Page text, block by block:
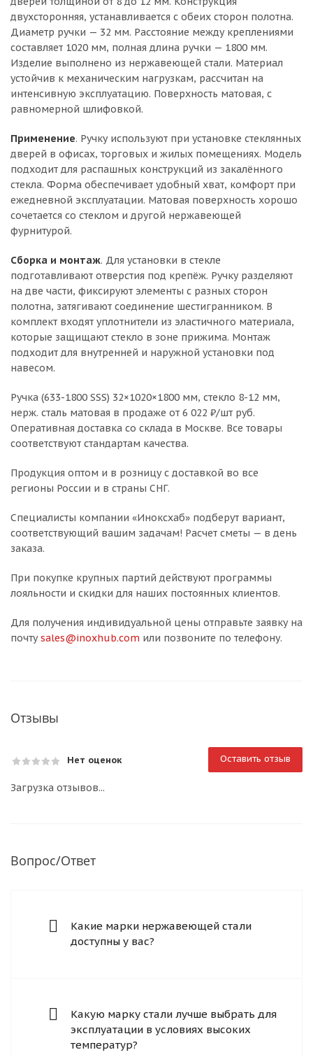
двухсторонняя, устанавливается с обеих сторон полотна.
Диаметр ручки — 32 мм. Расстояние между креплениями
составляет 1020 мм, полная длина ручки — 1800 мм.
Изделие выполнено из нержавеющей стали. Материал
устойчив к механическим нагрузкам, рассчитан на
интенсивную эксплуатацию. Поверхность матовая, с
равномерной шлифовкой.
Применение. Ручку используют при установке стеклянных
дверей в офисах, торговых и жилых помещениях. Модель
подходит для распашных конструкций из закалённого
стекла. Форма обеспечивает удобный хват, комфорт при
ежедневной эксплуатации. Матовая поверхность хорошо
сочетается со стеклом и другой нержавеющей
фурнитурой.
Сборка и монтаж. Для установки в стекле
подготавливают отверстия под крепёж. Ручку разделяют
на две части, фиксируют элементы с разных сторон
полотна, затягивают соединение шестигранником. В
комплект входят уплотнители из эластичного материала,
которые защищают стекло в зоне прижима. Монтаж
подходит для внутренней и наружной установки под
навесом.
Ручка (633-1800 SSS) 32×1020×1800 мм, стекло 8-12 мм,
нерж. сталь матовая в продаже от 6 022 ₽/шт руб.
Оперативная доставка со склада в Москве. Все товары
соответствуют стандартам качества.
Продукция оптом и в розницу с доставкой во все
регионы России и в страны СНГ.
Специалисты компании «Иноксхаб» подберут вариант,
соответствующий вашим задачам! Расчет сметы — в день
заказа.
При покупке крупных партий действуют программы
лояльности и скидки для наших постоянных клиентов.
Для получения индивидуальной цены отправьте заявку на
почтуsales@inoxhub.com или позвоните по телефону.
Отзывы
Нет оценок Оставить отзыв
Загрузка отзывов...
Вопрос/Ответ
Какие марки нержавеющей стали
доступны у вас?
Какую марку стали лучше выбрать для
эксплуатации в условиях высоких
температур?